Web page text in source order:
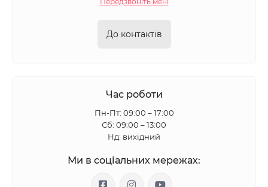
До контактів
Час роботи
Пн-Пт: 09:00 – 17:00
Сб: 09:00 – 13:00
Нд: вихідний
Ми в соціальних мережах: